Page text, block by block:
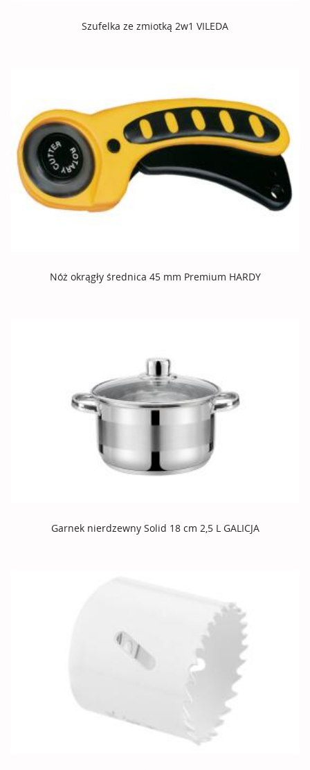
Szufelka ze zmiotką 2w1 VILEDA
Nóż okrągły średnica 45 mm Premium HARDY
Garnek nierdzewny Solid 18 cm 2,5 L GALICJA